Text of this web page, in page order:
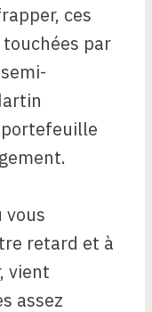
ces
par
vous
retard et à
vient
assez